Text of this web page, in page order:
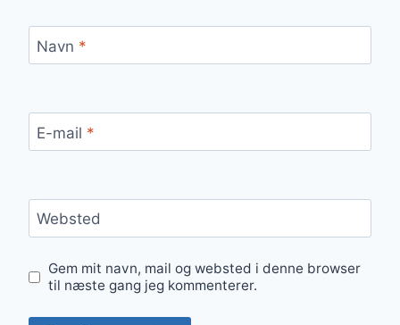
Navn *
E-mail *
Websted
Gem mit navn, mail og websted i denne browser
til næste gang jeg kommenterer.